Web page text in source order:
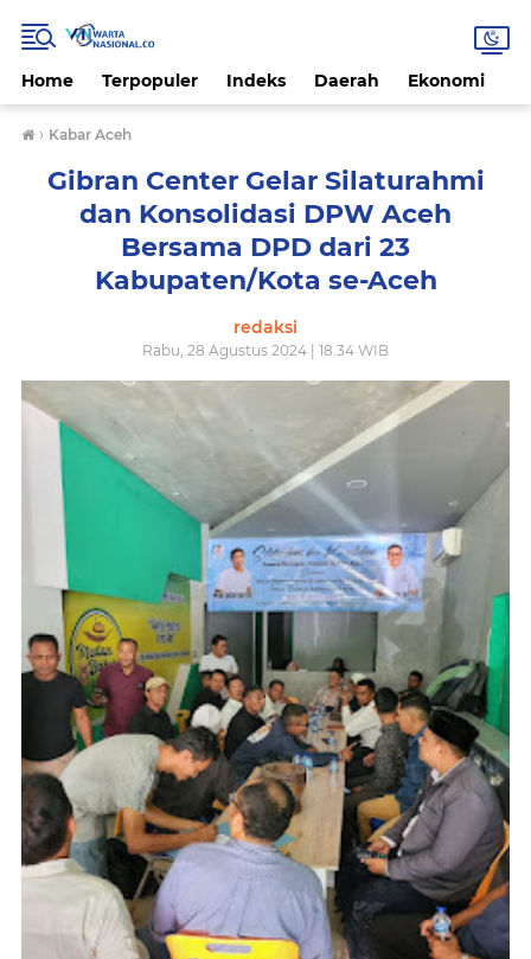
Home Terpopuler Indeks Daerah Ekonomi
› Kabar Aceh
Gibran Center Gelar Silaturahmi
dan Konsolidasi DPW Aceh
Bersama DPD dari 23
Kabupaten/Kota se-Aceh
redaksi
Rabu, 28 Agustus 2024 | 18.34 WIB